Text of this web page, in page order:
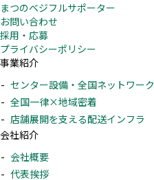
まつのベジフルサポーター
お問い合わせ
採用・応募
プライバシーポリシー
事業紹介
センター設備・全国ネットワーク
全国一律×地域密着
店舗展開を支える配送インフラ
会社紹介
会社概要
代表挨拶